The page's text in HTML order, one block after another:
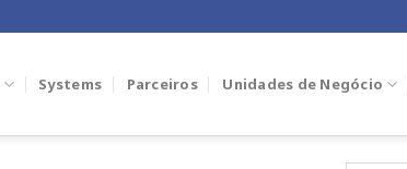
Systems Parceiros Unidades de Negócio